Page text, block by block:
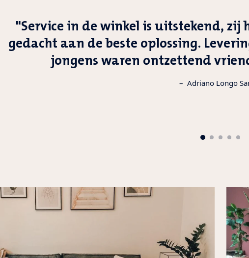
"Service in de winkel is uitstekend, zij
gedacht aan de beste oplossing.
jongens waren ontzettend
– Adriano Longo